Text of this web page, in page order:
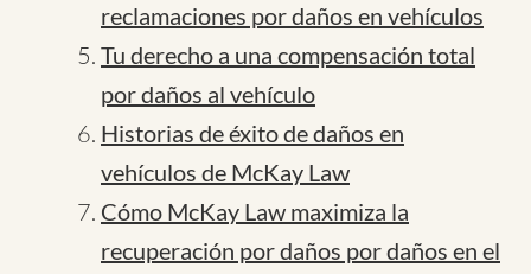
reclamaciones por daños en vehículos
Tu derecho a una compensación total
por daños al vehículo
Historias de éxito de daños en
vehículos de McKay Law
Cómo McKay Law maximiza la
recuperación por daños por daños en el